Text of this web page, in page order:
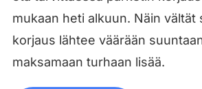
mukaan heti alkuun. Näin vältät
korjaus lähtee väärään
maksamaan turhaan lisää.